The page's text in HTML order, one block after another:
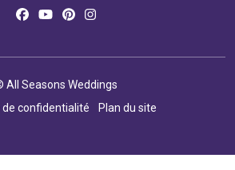
All Seasons Weddings
de confidentialité
Plan du site